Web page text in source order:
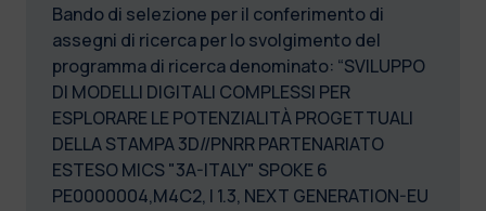
Bando di selezione per il conferimento di
assegni di ricerca per lo svolgimento del
programma di ricerca denominato: “SVILUPPO
DI MODELLI DIGITALI COMPLESSI PER
ESPLORARE LE POTENZIALITÀ PROGETTUALI
DELLA STAMPA 3D//PNRR PARTENARIATO
ESTESO MICS "3A-ITALY" SPOKE 6
PE0000004,M4C2, I 1.3, NEXT GENERATION-EU